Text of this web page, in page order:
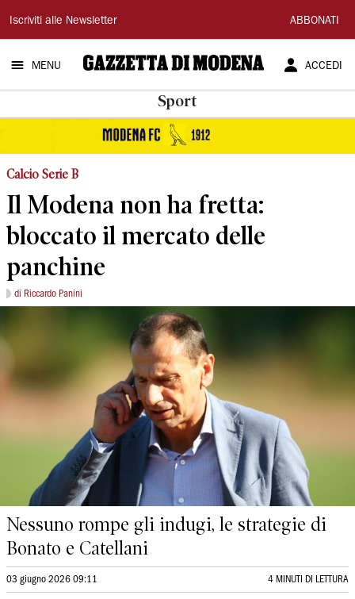
Gazzetta
di
Modena
Iscriviti alle Newsletter ABBONATI
MENU ACCEDI
Sport
Calcio Serie B
Il Modena non ha fretta:
bloccato il mercato delle
panchine
di Riccardo Panini
Nessuno rompe gli indugi, le strategie di
Bonato e Catellani
03 giugno 2026 09:11 4 MINUTI DI LETTURA